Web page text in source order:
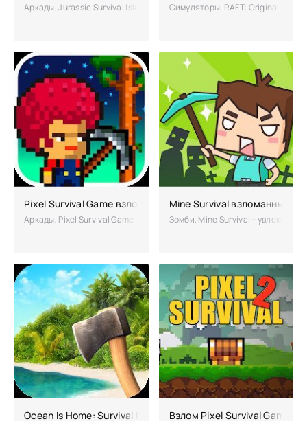
Аркады, Jurassic Survival Island: ARK 2 Evolve – приключенческий
Симуляторы, RAFT: Original
Pixel Survival Game взломанная
Аркады, Pixel Survival Game – остросюжетная экскурсия в
Mine Survival взломанный
Зомби, Mine Survival –
Ocean Is Home: Survival Island взломанная (Мод много
Взлом Pixel Survival Game 2